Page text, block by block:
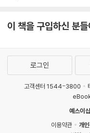
4부. 동형 암호와 암호화 검
__CSE에 대한 소개 ? 동형
__RSA에서의 부분 동형 암
__동형 암호화 분석과 그것의
____검색 엔진의 수학과 논
__트리 그래프 이론 소개
이션인 암호와 검색 엔진에 대
볼 것이다.
지은이의 말
초고속 연결, 클라우드 컴퓨
다. 데이터 처리와 저장 방식
이 책을 구입하신 분
로그인
고객센터 1544-3800
예스이
이용약관
개